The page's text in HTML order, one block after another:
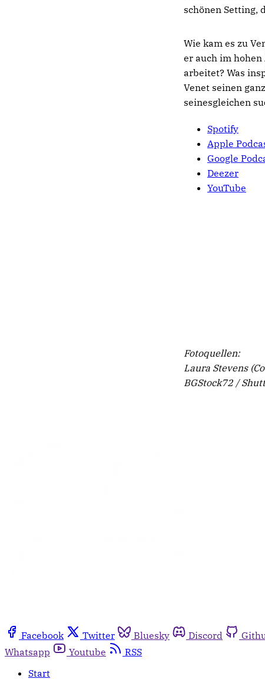
schönen Setting,
Wie kam es zu
er auch im
arbeitet? Was
Venet seinen
seinesgleichen
Spotify
Apple
Google
Deezer
YouTube
Fotoquellen:
Laura Stevens
BGStock72 /
Facebook Twitter Bluesky Discord
Whatsapp
Youtube
RSS
Start